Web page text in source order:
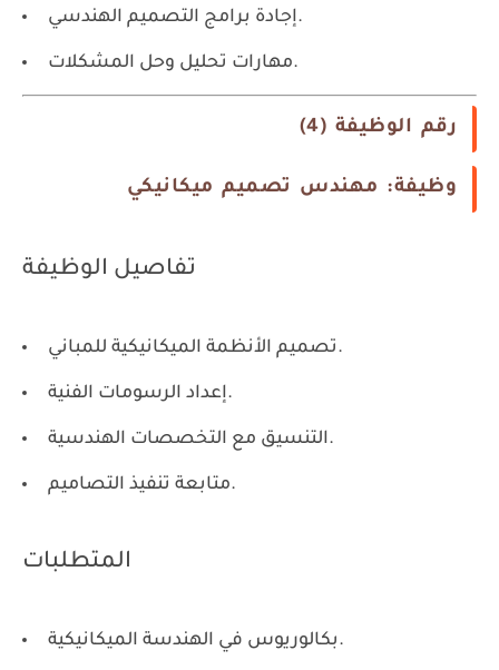
إجادة برامج التصميم الهندسي.
مهارات تحليل وحل المشكلات.
رقم الوظيفة (4)
وظيفة: مهندس تصميم ميكانيكي
تفاصيل الوظيفة
تصميم الأنظمة الميكانيكية للمباني.
إعداد الرسومات الفنية.
التنسيق مع التخصصات الهندسية.
متابعة تنفيذ التصاميم.
المتطلبات
بكالوريوس في الهندسة الميكانيكية.